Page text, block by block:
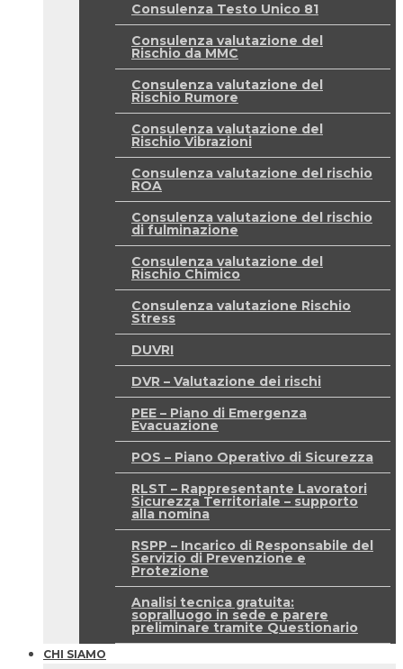
Consulenza Testo Unico 81
Consulenza valutazione del
Rischio da MMC
Consulenza valutazione del
Rischio Rumore
Consulenza valutazione del
Rischio Vibrazioni
Consulenza valutazione del rischio
ROA
Consulenza valutazione del rischio
di fulminazione
Consulenza valutazione del
Rischio Chimico
Consulenza valutazione Rischio
Stress
DUVRI
DVR – Valutazione dei rischi
PEE – Piano di Emergenza
Evacuazione
POS – Piano Operativo di Sicurezza
RLST – Rappresentante Lavoratori
Sicurezza Territoriale – supporto
alla nomina
RSPP – Incarico di Responsabile del
Servizio di Prevenzione e
Protezione
Analisi tecnica gratuita:
sopralluogo in sede e parere
preliminare tramite Questionario
CHI SIAMO